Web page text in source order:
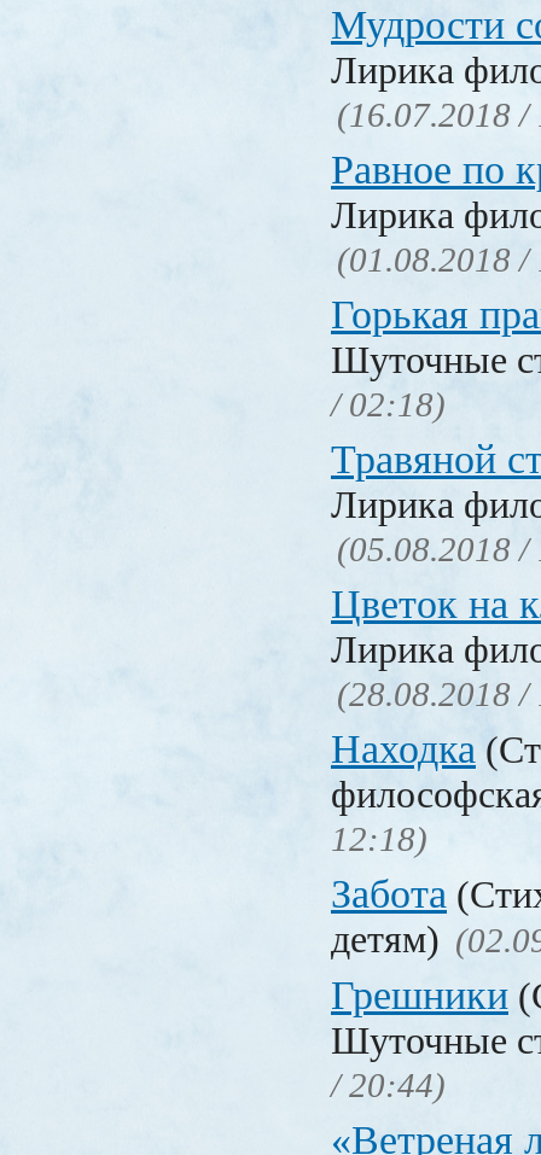
Мудрости
Лирика
(16.07.2018 /
Равное по
Лирика
(01.08.2018 /
Горькая
Шуточные
/ 02:18)
Травяной
Лирика
(05.08.2018 /
Цветок на
Лирика
(28.08.2018 /
Находка
12:18)
Забота
детям)
Грешники
Шуточные
/ 20:44)
«Ветреная